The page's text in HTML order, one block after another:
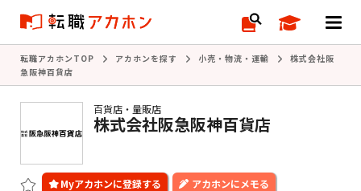
転職アカホンTOP アカホンを探す 小売・物流・運輸
株式会社阪
急阪神百貨店
百貨店・量販店
株式会社阪急阪神百貨店
アカホンにメモる